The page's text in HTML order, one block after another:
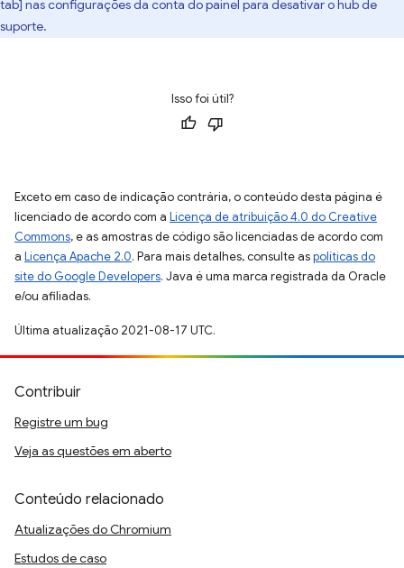
tab] nas configurações da conta do painel para desativar o hub de
suporte.
Isso foi útil?
Exceto em caso de indicação contrária, o conteúdo desta página é
licenciado de acordo com a Licença de atribuição 4.0 do Creative
Commons, e as amostras de código são licenciadas de acordo com
a Licença Apache 2.0. Para mais detalhes, consulte aspolíticas do
site do Google Developers. Java é uma marca registrada da Oracle
e/ou afiliadas.
Última atualização 2021-08-17 UTC.
Contribuir
Registre um bug
Veja as questões em aberto
Conteúdo relacionado
Atualizações do Chromium
Estudos de caso